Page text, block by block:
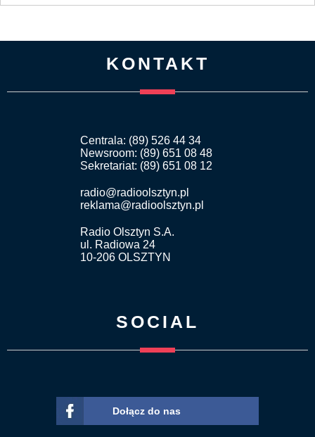
KONTAKT
Centrala: (89) 526 44 34
Newsroom: (89) 651 08 48
Sekretariat: (89) 651 08 12
radio@radioolsztyn.pl
reklama@radioolsztyn.pl
Radio Olsztyn S.A.
ul. Radiowa 24
10-206 OLSZTYN
SOCIAL
Dołącz do nas